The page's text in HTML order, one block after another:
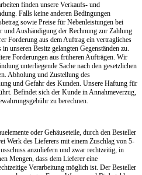
finden unsere Verkaufs- und
Falls keine anderen Bedingungen
sowie Preise für Nebenleistungen bei
und Aushändigung der Rechnung zur Zahlung
Forderung aus dem Auftrag ein vertragliches
unseren Besitz gelangten Gegenständen zu.
Forderungen aus früheren Aufträgen. Wir
unterliegende Sache nach den gesetzlichen
Abholung und Zustellung des
und Gefahr des Kunden. Unsere Haftung für
Befindet sich der Kunde in Annahmeverzug,
zu berechnen.
oder Gehäuseteile, durch den Besteller
Werk des Lieferers mit einem Zuschlag von 5-
anzuliefern und zwar rechtzeitig, in
Mengen, dass dem Lieferer eine
Verarbeitung möglich ist. Der Besteller